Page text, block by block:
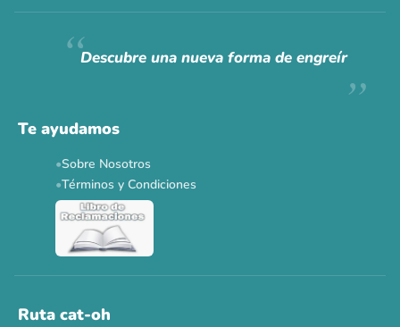
Descubre una nueva forma de engreír
Te ayudamos
Sobre Nosotros
Términos y Condiciones
Ruta cat-oh